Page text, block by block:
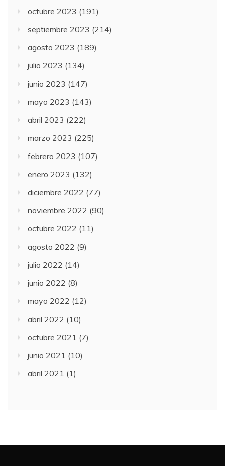
octubre 2023 (191)
septiembre 2023 (214)
agosto 2023 (189)
julio 2023 (134)
junio 2023 (147)
mayo 2023 (143)
abril 2023 (222)
marzo 2023 (225)
febrero 2023 (107)
enero 2023 (132)
diciembre 2022 (77)
noviembre 2022 (90)
octubre 2022 (11)
agosto 2022 (9)
julio 2022 (14)
junio 2022 (8)
mayo 2022 (12)
abril 2022 (10)
octubre 2021 (7)
junio 2021 (10)
abril 2021 (1)